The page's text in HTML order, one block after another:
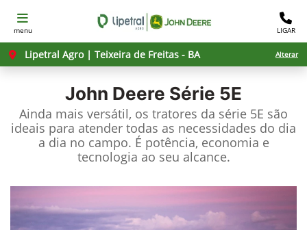
menu LIGAR
Lipetral Agro | Teixeira de Freitas - BA Alterar
John Deere Série 5E
Ainda mais versátil, os tratores da série 5E são
ideais para atender todas as necessidades do dia
a dia no campo. É potência, economia e
tecnologia ao seu alcance.